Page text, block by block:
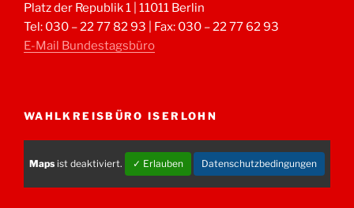
Platz der Republik 1 | 11011 Berlin
Tel: 030 – 22 77 82 93 | Fax: 030 – 22 77 62 93
E-Mail Bundestagsbüro
WAHLKREISBÜRO ISERLOHN
Maps ist deaktiviert. ✓ Erlauben Datenschutzbedingungen